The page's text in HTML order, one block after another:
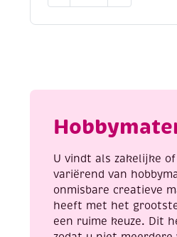
aantal
U vindt als zakelijke
variërend van
onmisbare creatieve
heeft met het
een ruime keuze. Dit